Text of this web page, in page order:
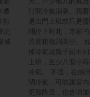
無
北
打開冷氣消暑。我
是出門上班或只是
關掉？對此，專家
溫度稍微調高些。
掉冷氣就幾乎起不
上班，至少八個小
冷氣。 不過，在佛
閉冷氣，可能讓室
更難降溫，也會增